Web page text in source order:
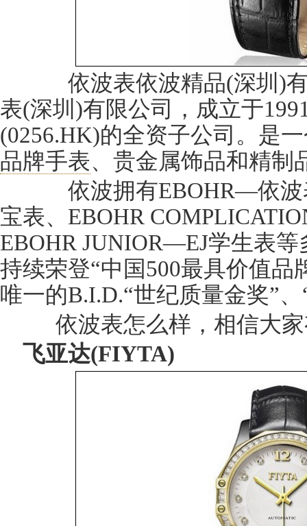
依波表依波精品(深圳)有
表(深圳)有限公司，成立于
(0256.HK)的全资子公司。是
品牌手表、贵金属饰品和精制
依波拥有EBOHR—依波
宝表、EBOHR
EBOHR JUNIOR—EJ学生表等
持续荣登“中国500最具价值品
唯一的B.I.D.“世纪质量金奖”
依波表怎么样，相信大家
飞亚达(FIYTA)